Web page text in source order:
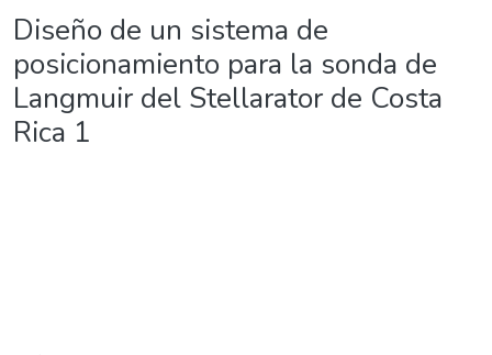
Diseño de un sistema de
posicionamiento para la sonda de
Langmuir del Stellarator de Costa
Rica 1